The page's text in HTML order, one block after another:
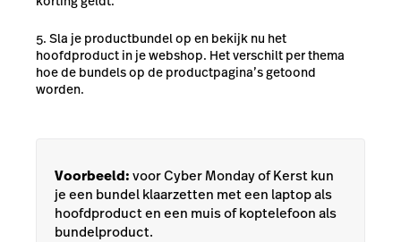
Sla je productbundel op en bekijk nu het
hoofdproduct in je webshop. Het verschilt per thema
hoe de bundels op de productpagina’s getoond
worden.
Voorbeeld:voor Cyber Monday of Kerst kun
je een bundel klaarzetten met een laptop als
hoofdproduct en een muis of koptelefoon als
bundelproduct.